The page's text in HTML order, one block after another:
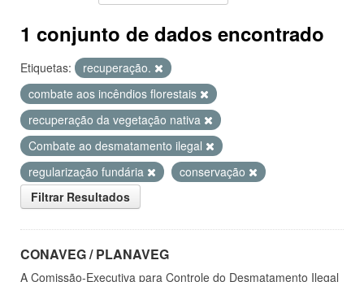
1 conjunto de dados encontrado
Etiquetas:
recuperação.
combate aos incêndios florestais
recuperação da vegetação nativa
Combate ao desmatamento ilegal
regularização fundária
conservação
Filtrar Resultados
CONAVEG / PLANAVEG
A Comissão-Executiva para Controle do Desmatamento Ilegal